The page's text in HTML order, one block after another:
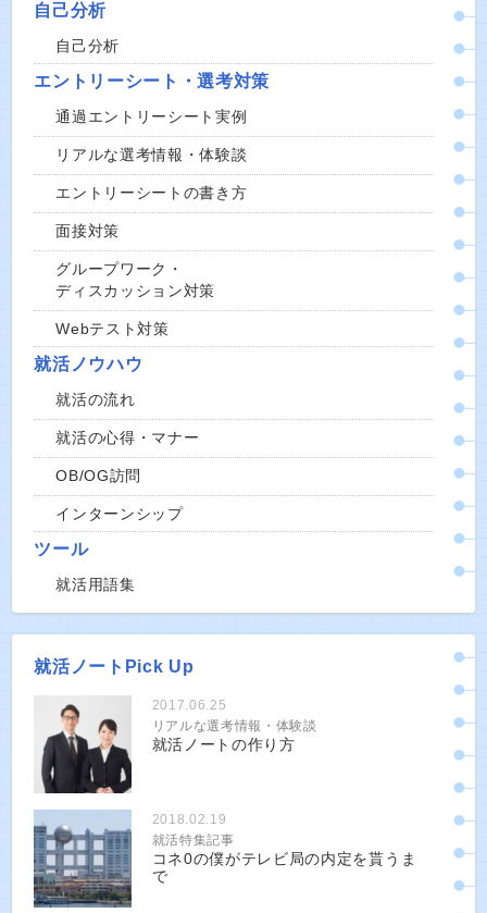
自己分析
自己分析
エントリーシート・選考対策
通過エントリーシート実例
リアルな選考情報・体験談
エントリーシートの書き方
面接対策
グループワーク・
ディスカッション対策
Webテスト対策
就活ノウハウ
就活の流れ
就活の心得・マナー
OB/OG訪問
インターンシップ
ツール
就活用語集
就活ノートPick Up
2017.06.25
リアルな選考情報・体験談
就活ノートの作り方
2018.02.19
就活特集記事
コネ0の僕がテレビ局の内定を貰うま
で